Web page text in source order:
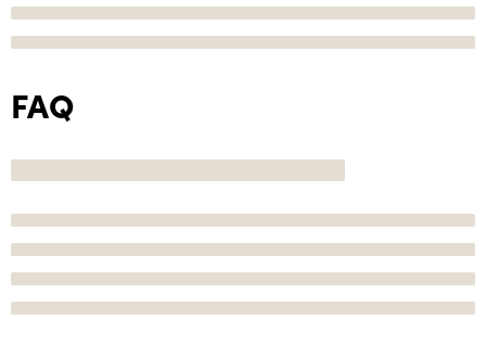
FAQ